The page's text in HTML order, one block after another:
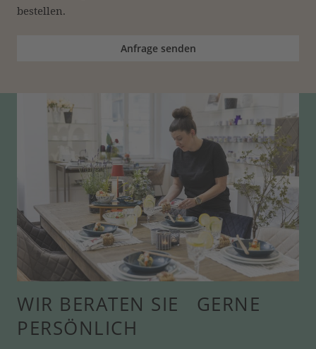
bestellen.
Anfrage senden
WIR BERATEN SIE GERNE
PERSÖNLICH